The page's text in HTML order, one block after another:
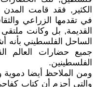
الكثير, فقد قامت
في تقدمها الزراعي
القديمة, بل وكانت
الساحل الفلسطيني بأنه
جميع حضارات العالم
الفلسطينين.
ومن الملاحظ أيضا
والتي أجزم أن كتاب